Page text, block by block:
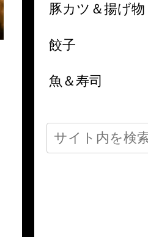
豚カツ＆揚げ物
餃子
魚＆寿司